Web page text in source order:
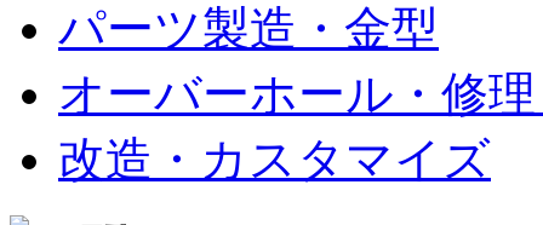
パーツ製造・金型
オーバーホール・修
改造・カスタマイズ